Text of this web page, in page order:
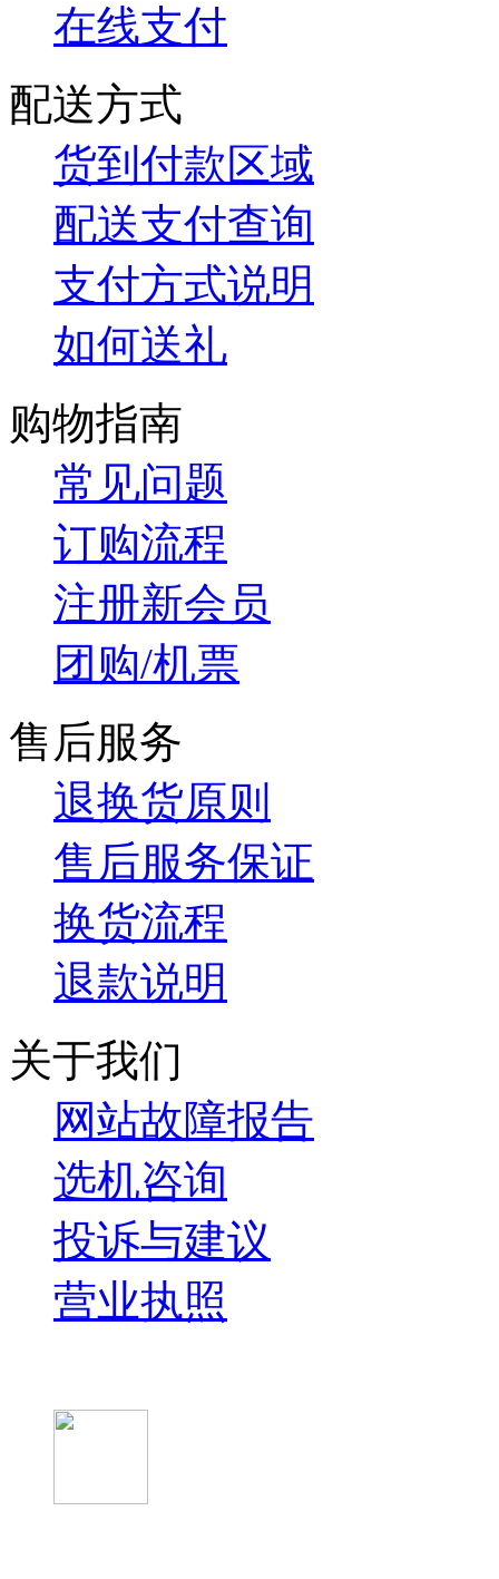
在线支付
配送方式
货到付款区域
配送支付查询
支付方式说明
如何送礼
购物指南
常见问题
订购流程
注册新会员
团购/机票
售后服务
退换货原则
售后服务保证
换货流程
退款说明
关于我们
网站故障报告
选机咨询
投诉与建议
营业执照